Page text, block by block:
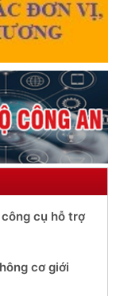
cụ hỗ trợ
cơ giới